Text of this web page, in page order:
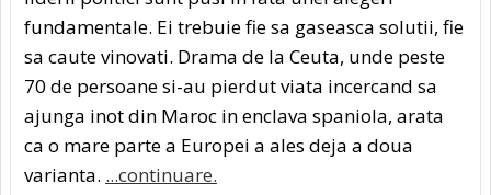
fundamentale. Ei trebuie fie sa gaseasca solutii, fie
sa caute vinovati. Drama de la Ceuta, unde peste
70 de persoane si-au pierdut viata incercand sa
ajunga inot din Maroc in enclava spaniola, arata
ca o mare parte a Europei a ales deja a doua
varianta. ...continuare.